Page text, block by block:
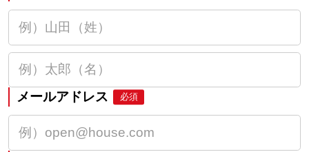
メールアドレス 必須